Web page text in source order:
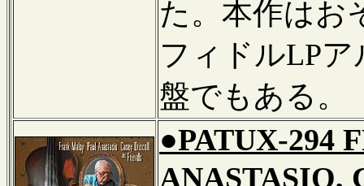
た。本作はお
フィドルLP
盤でもある。
●PATUX-294
ANASTASIO,